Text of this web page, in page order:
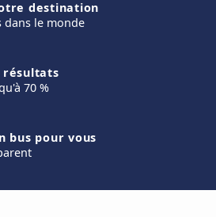
destination
le monde
résultats
70 %
bus pour vous